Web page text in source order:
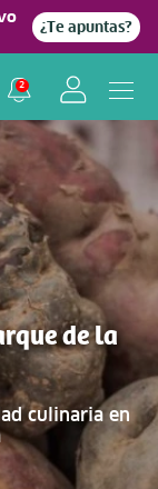
¿Te apuntas?
2
de la
culinaria en